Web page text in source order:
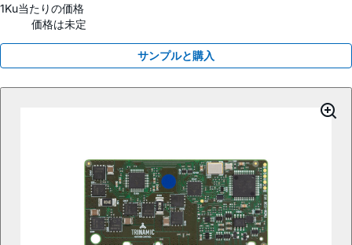
1Ku当たりの価格
価格は未定
サンプルと購入